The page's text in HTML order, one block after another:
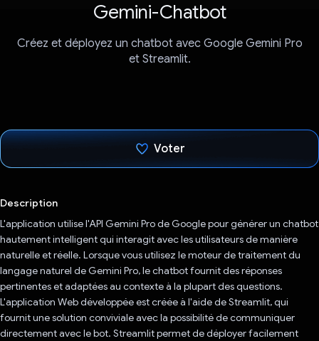
Gemini-Chatbot
Créez et déployez un chatbot avec Google Gemini Pro
et Streamlit.
Voter
Description
L'application utilise l'API Gemini Pro de Google pour générer un chatbot
hautement intelligent qui interagit avec les utilisateurs de manière
naturelle et réelle. Lorsque vous utilisez le moteur de traitement du
langage naturel de Gemini Pro, le chatbot fournit des réponses
pertinentes et adaptées au contexte à la plupart des questions.
L'application Web développée est créée à l'aide de Streamlit, qui
fournit une solution conviviale avec la possibilité de communiquer
directement avec le bot. Streamlit permet de déployer facilement